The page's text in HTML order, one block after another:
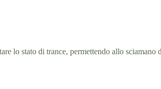
lo stato di trance, permettendo allo